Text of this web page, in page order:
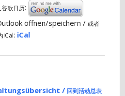
歌日历:
öffnen/speichern /或者
iCal: iCal
/ 回到活动总表